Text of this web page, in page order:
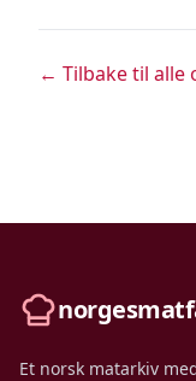
← Tilbake til alle
Et norsk matarkiv